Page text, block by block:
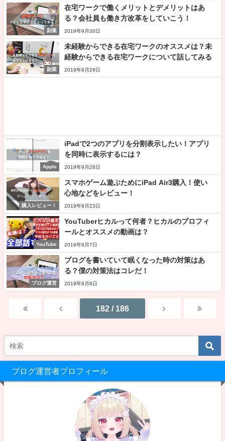
副業
在宅ワークで働くメリットとデメリットはあ
る？会社員も働き方改革をしていこう！
2019年9月30日
副業
未経験からできる在宅ワークのオススメは？未
経験からできる在宅ワークについて話してみる
2019年9月29日
Apple
iPadで2つのアプリを分割表示したい！アプリ
を同時に表示するには？
2019年9月28日
購入レビュー！
スマホゲーム遊ぶためにiPad Air3購入！使い
心地などをレビュー！
2019年9月23日
YouTube
YouTuberヒカルって何者？ヒカルのプロフィ
ールとオススメの動画は？
2019年9月7日
ブログ運営
ブログを書いていて眠くなった時の対策はあ
る？僕の対策法はコレだ！
2019年9月6日
182 / 186
ブログ運営者プロフィール